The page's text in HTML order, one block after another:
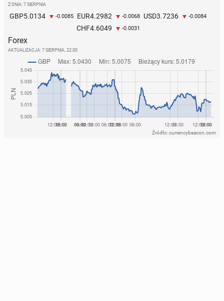
Z DNIA: 7 SIERPNIA
GBP5.0134 -0.0085 EUR4.2982 -0.0068 USD3.7236 -0.0084
CHF4.6049 -0.0031
Forex
AKTUALIZACJA: 7 SIERPNIA, 22:00
Źródło: currencybeacon.com